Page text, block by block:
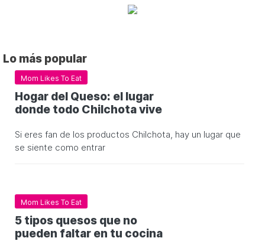
Lo más popular
Mom Likes To Eat
Hogar del Queso: el lugar
donde todo Chilchota vive
Si eres fan de los productos Chilchota, hay un lugar que
se siente como entrar
Mom Likes To Eat
5 tipos quesos que no
pueden faltar en tu cocina